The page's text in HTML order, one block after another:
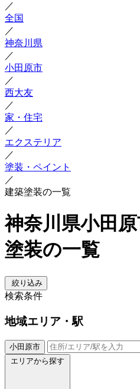
／
全国
／
神奈川県
／
小田原市
／
西大友
／
家・住宅
／
エクステリア
／
塗装・ペイント
／
建築塗装の一覧
神奈川県小田
塗装の一覧
絞り込み
検索条件
地域エリア・駅
小田原市
エリアから探す